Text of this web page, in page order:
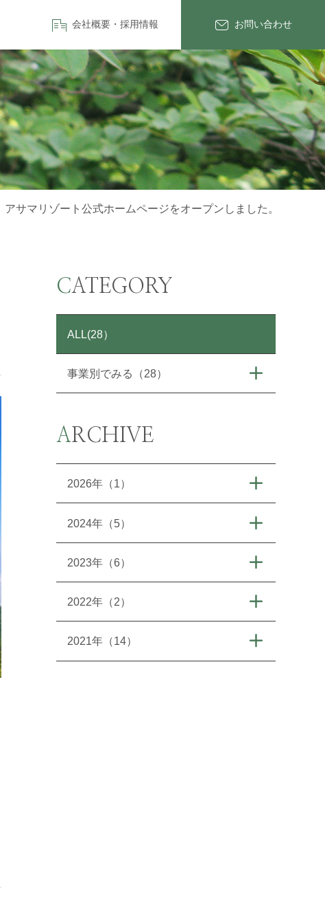
会社概要・採用情報 お問い合わせ
アサマリゾート公式ホームページをオープンしました。
CATEGORY
ALL(28）
事業別でみる（28）
ARCHIVE
2026年（1）
2024年（5）
2023年（6）
2022年（2）
2021年（14）